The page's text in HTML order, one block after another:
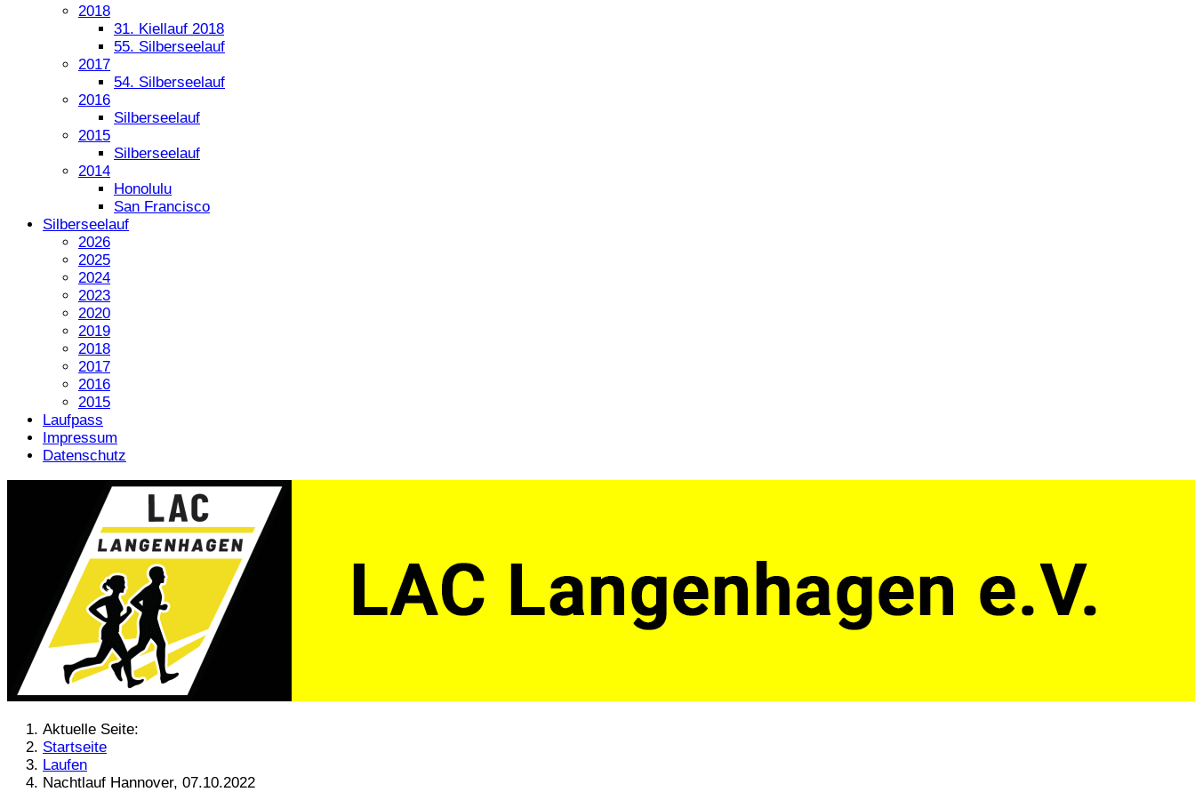
2018
31. Kiellauf 2018
55. Silberseelauf
2017
54. Silberseelauf
2016
Silberseelauf
2015
Silberseelauf
2014
Honolulu
San Francisco
Silberseelauf
2026
2025
2024
2023
2020
2019
2018
2017
2016
2015
Laufpass
Impressum
Datenschutz
Aktuelle Seite:
Startseite
Laufen
Nachtlauf Hannover, 07.10.2022